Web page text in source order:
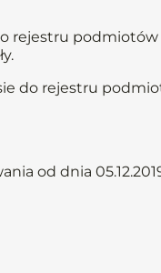
rejestru
do rejestru
od dnia